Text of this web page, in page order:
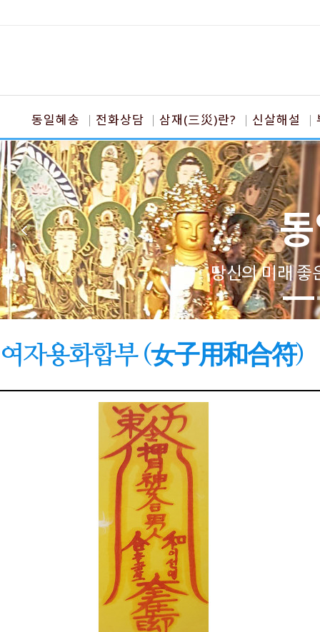
동일혜송 전화상담 삼재(三災)란? 신살해설
당신의 미래 좋
여자용화합부 (女子用和合符)